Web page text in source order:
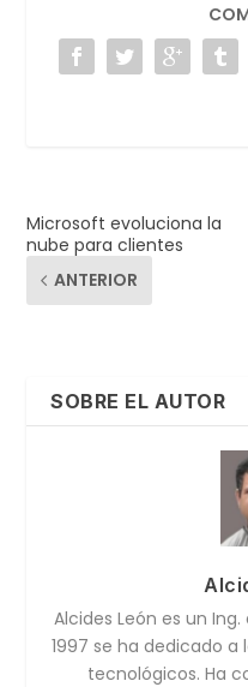
Microsoft evoluciona la
nube para clientes
ANTERIOR
SOBRE EL AUTOR
Alcides León es un
1997 se ha dedicado
tecnológicos. Ha